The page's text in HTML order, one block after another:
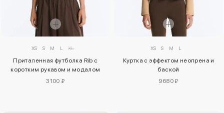
XS S M L XL
Приталенная футболка Rib с
коротким рукавом и модалом
3100 ₽
XS S M L
Куртка с эффектом неопрена и
баской
9680 ₽